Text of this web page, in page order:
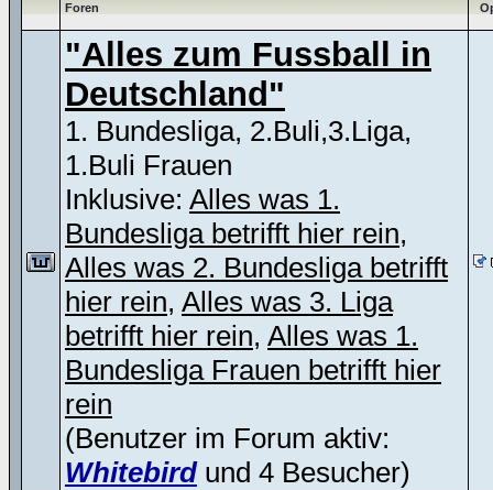
Foren
"Alles zum Fussball in
Deutschland"
1. Bundesliga, 2.Buli,3.Liga,
1.Buli Frauen
Inklusive: Alles was 1.
Bundesliga betrifft hier rein,
Alles was 2. Bundesliga betrifft
hier rein, Alles was 3. Liga
betrifft hier rein, Alles was 1.
Bundesliga Frauen betrifft hier
rein
(Benutzer im Forum aktiv:
Whitebirdund 4 Besucher)